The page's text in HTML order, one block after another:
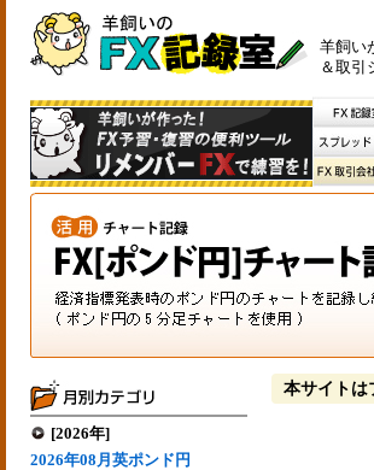
羊飼い
＆取引
[2026年]
2026年08月英ポンド円
本サイトは